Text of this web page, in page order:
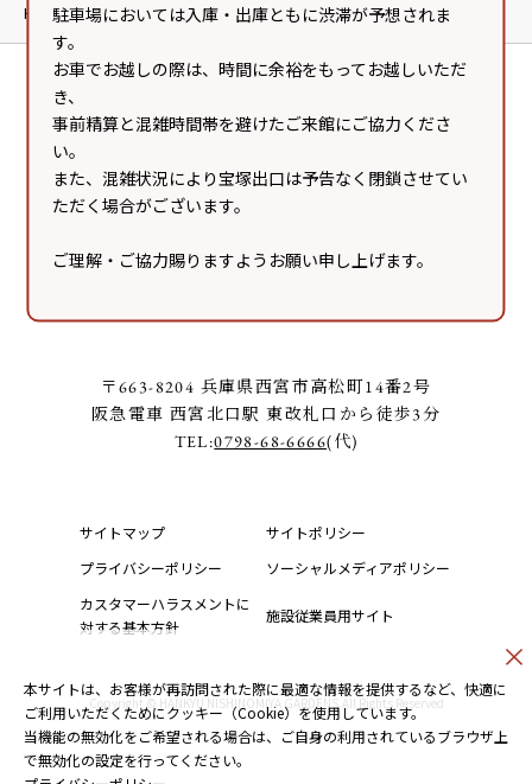
駐車場においては入庫・出庫ともに渋滞が予想されま
す。
お車でお越しの際は、時間に余裕をもってお越しいただ
き、
事前精算と混雑時間帯を避けたご来館にご協力くださ
い。
また、混雑状況により宝塚出口は予告なく閉鎖させてい
ただく場合がございます。
ご理解・ご協力賜りますようお願い申し上げます。
本サイトは、お客様が再訪問された際に最適な情報を提供するなど、快適に
ご利用いただくためにクッキー（Cookie）を使用しています。
当機能の無効化をご希望される場合は、ご自身の利用されているブラウザ上
で無効化の設定を行ってください。
HOME ショップニュース グランラフィネのショップニュース
SNS
〒663-8204 兵庫県西宮市高松町14番2号
阪急電車 西宮北口駅 東改札口から徒歩3分
TEL:0798-68-6666(代)
サイトマップ
サイトポリシー
プライバシーポリシー
ソーシャルメディアポリシー
カスタマーハラスメントに
対する基本方針
施設従業員用サイト
Copyright © HANKYU NISHINOMIYA GARDENS.All Rights Reserved